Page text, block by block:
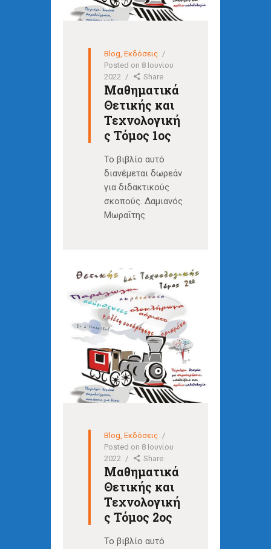
Blog ,Εκδόσεις
Posted on 8 Ιουνίου
2022
Share
Μαθηματικά
Θετικής και
Τεχνολογική
ς Τόμος 1ος
Το βιβλίο αυτό
διανέμεται δωρεάν
για διδακτικούς
σκοπούς. Δαμιανός
Μωραΐτης
Blog,Εκδόσεις
Posted on 8 Ιουνίου
2022
Share
Μαθηματικά
Θετικής και
Τεχνολογική
ς Τόμος 2ος
Το βιβλίο αυτό